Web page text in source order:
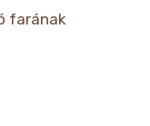
farának